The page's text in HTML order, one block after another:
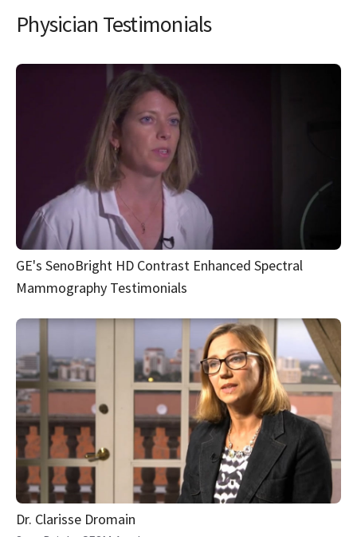
Physician Testimonials
GE's SenoBright HD Contrast Enhanced Spectral
Mammography Testimonials
Dr. Clarisse Dromain